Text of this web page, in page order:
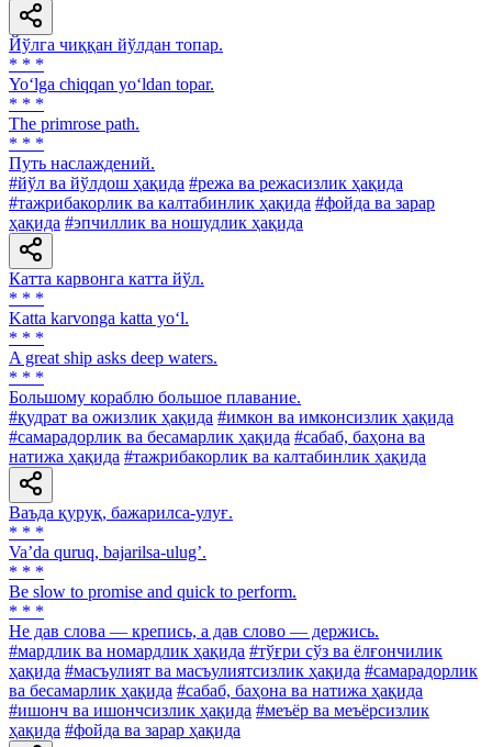
Йўлга чиққан йўлдан топар.
* * *
Yo‘lga chiqqan yo‘ldan topar.
* * *
The primrose path.
* * *
Путь наслаждений.
#йўл ва йўлдош ҳақида #режа ва режасизлик ҳақида
#тажрибакорлик ва калтабинлик ҳақида #фойда ва зарар
ҳақида #эпчиллик ва ношудлик ҳақида
Катта карвонга катта йўл.
* * *
Katta karvonga katta yo‘l.
* * *
A great ship asks deep waters.
* * *
Большому кораблю большое плавание.
#қудрат ва ожизлик ҳақида #имкон ва имконсизлик ҳақида
#самарадорлик ва бесамарлик ҳақида #сабаб, баҳона ва
натижа ҳақида #тажрибакорлик ва калтабинлик ҳақида
Ваъда қуруқ, бажарилса-улуғ.
* * *
Vaʼda quruq, bajarilsa-ulugʼ.
* * *
Be slow to promise and quick to perform.
* * *
He дав слова — крепись, а дав слово — держись.
#мардлик ва номардлик ҳақида #тўғри сўз ва ёлғончилик
ҳақида #масъулият ва масъулиятсизлик ҳақида #самарадорлик
ва бесамарлик ҳақида #сабаб, баҳона ва натижа ҳақида
#ишонч ва ишончсизлик ҳақида #меъёр ва меъёрсизлик
ҳақида #фойда ва зарар ҳақида